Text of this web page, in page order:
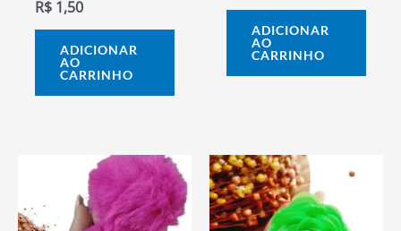
R$ 1,50
ADICIONAR
AO
CARRINHO
ADICIONAR
AO
CARRINHO